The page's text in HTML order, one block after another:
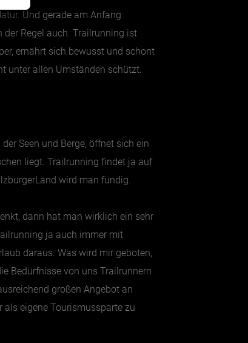
Und gerade am Anfang
Regel auch. Trailrunning ist
ernährt sich bewusst und schont
unter allen Umständen schützt.
Seen und Berge, öffnet sich ein
liegt. Trailrunning findet ja auf
wird man fündig.
dann hat man wirklich ein sehr
ja auch immer mit
daraus. Was wird mir geboten,
Bedürfnisse von uns Trailrunnern
großen Angebot an
eigene Tourismussparte zu